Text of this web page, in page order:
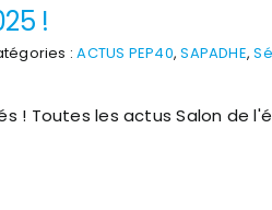
!
:ACTUS PEP40,SAPADHE,
! Toutes les actus Salon de